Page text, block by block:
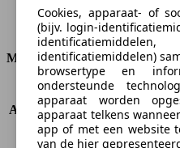
Verbruik
Motor & Vermogen
KW (PS)
155
Acceleratie (0-100 km/h) 9.4s
Topsnelheid (km/h)
230
Cookies, apparaat- of
(bijv. login-
identificatiemiddelen)
browsertype en
ondersteunde
apparaat worden
apparaat telkens
app of met een website
van de hier